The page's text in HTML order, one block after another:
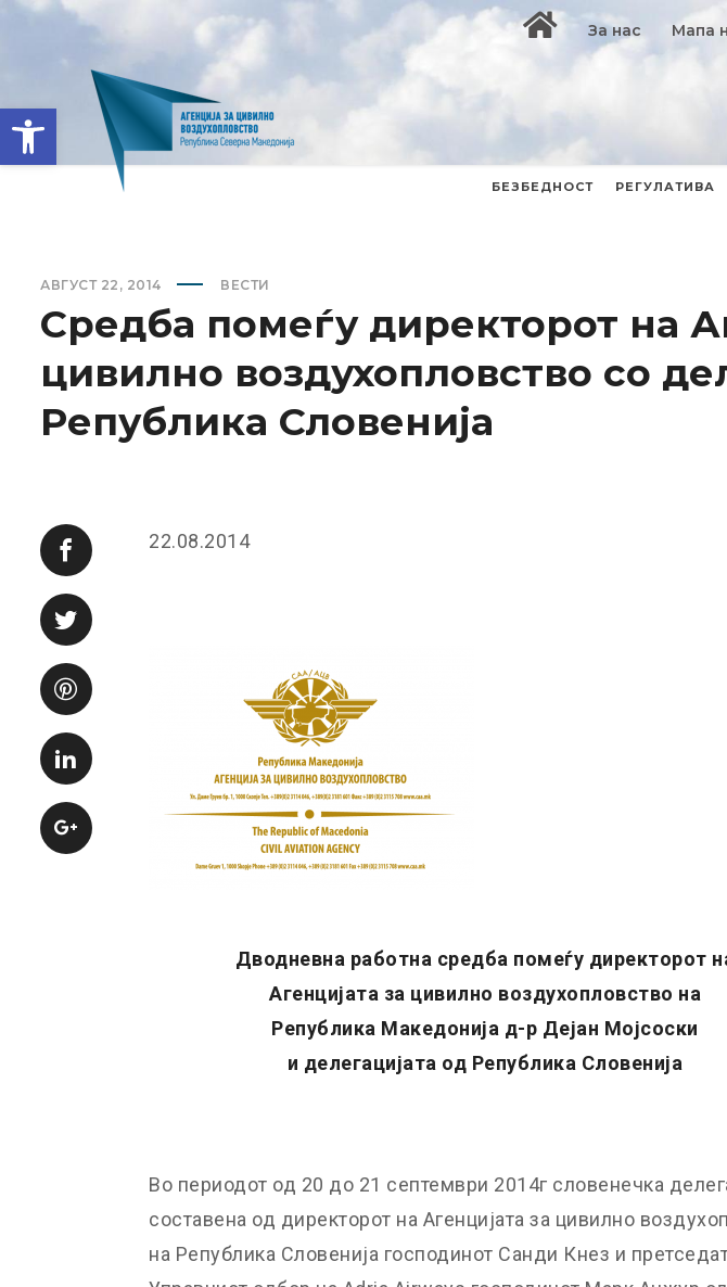
Open toolbar
За нас Мапа
БЕЗБЕДНОСТ РЕГУЛАТИВА
АВГУСТ 22, 2014 ВЕСТИ
Средба помеѓу директорот на
цивилно воздухопловство со
Република Словенија
22.08.2014
Дводневна работна средба помеѓу директорот
Агенцијата за цивилно воздухопловство на
Република Македонија д-р Дејан Мојсоски
и делегацијата од Република Словенија
Во периодот од 20 до 21 септември 2014г словенечка
составена од директорот на Агенцијата за цивилно
на Република Словенија господинот Санди Кнез и